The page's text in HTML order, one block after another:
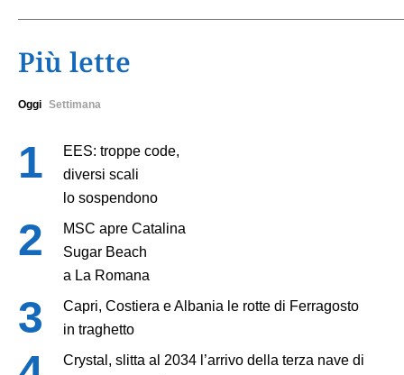
Più lette
Oggi Settimana
EES: troppe code,
diversi scali
lo sospendono
MSC apre Catalina
Sugar Beach
a La Romana
Capri, Costiera e Albania le rotte di Ferragosto
in traghetto
Crystal, slitta al 2034 l’arrivo della terza nave di